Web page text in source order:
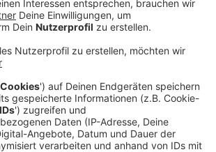
wegen der Coronakrise ja
müssen, geht das Cinema
neuen Weg.
hat das Team schon verkauft - ein
jetzt steht fest: Es geht in die